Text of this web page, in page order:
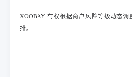
XOOBAY 有权根据商户风险等级动态
排。